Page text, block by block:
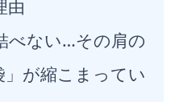
由
べない…その肩の
が縮こまってい